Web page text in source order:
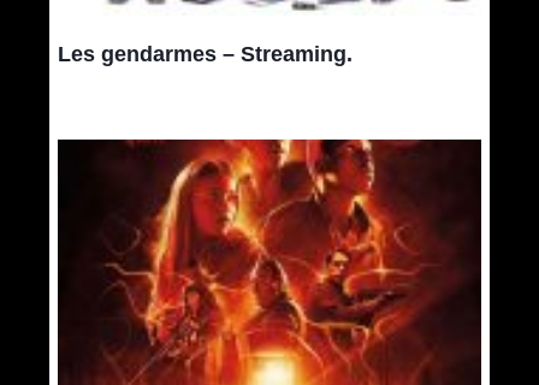
Les gendarmes – Streaming.